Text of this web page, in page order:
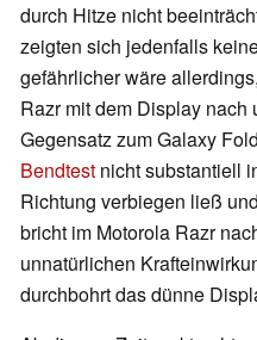
durch Hitze nicht
zeigten sich jedenfalls
gefährlicher wäre
Razr mit dem Display nach
Gegensatz zum Galaxy
Bendtest nicht substantiell
Richtung verbiegen ließ
bricht im Motorola Razr
unnatürlichen
durchbohrt das dünne